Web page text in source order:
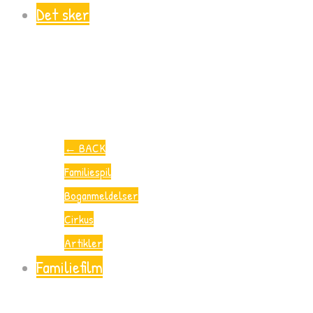
Det sker
← BACK
Familiespil
Boganmeldelser
Cirkus
Artikler
Familiefilm